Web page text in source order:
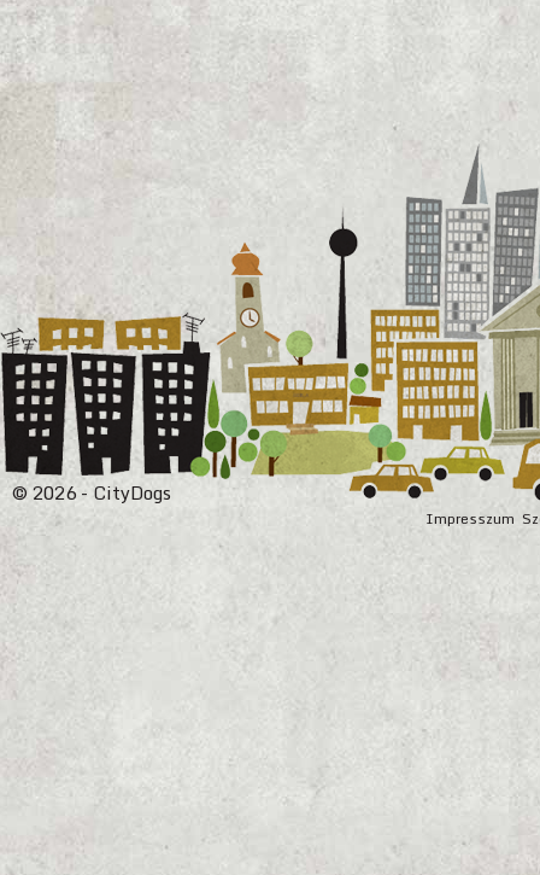
Impresszum
© 2026 - CityDogs